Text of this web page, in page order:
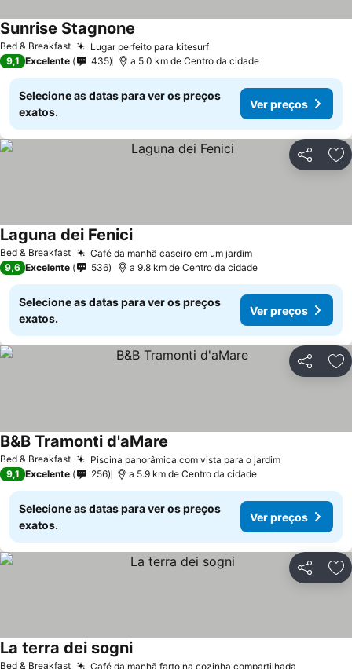
Bed & Breakfast Lugar perfeito para kitesurf
Sunrise Stagnone
9,1 Excelente 435 a 5.0 km de Centro da cidade
Selecione as datas para ver os preços
exatos.
Ver preços
Partilhar
Bed & Breakfast Café da manhã caseiro em um jardim
Laguna dei Fenici
9,6 Excelente 536 a 9.8 km de Centro da cidade
Selecione as datas para ver os preços
exatos.
Ver preços
Partilhar
Bed & Breakfast Piscina panorâmica com vista para o jardim
B&B Tramonti d'aMare
9,1 Excelente 256 a 5.9 km de Centro da cidade
Selecione as datas para ver os preços
exatos.
Ver preços
Partilhar
Bed & Breakfast Café da manhã farto na cozinha compartilhada
La terra dei sogni